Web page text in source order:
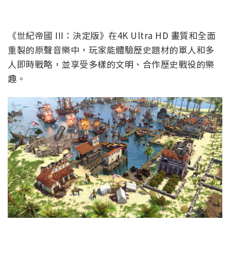
《世紀帝國 III：決定版》在4K Ultra HD 畫質和全面
重製的原聲音樂中，玩家能體驗歷史題材的單人和多
人即時戰略，並享受多樣的文明、合作歷史戰役的樂
趣。